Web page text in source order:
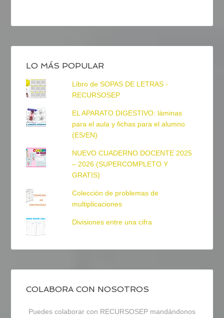
LO MÁS POPULAR
Libro de SOPAS DE LETRAS -
RECURSOSEP
EL APARATO DIGESTIVO: láminas
para el aula y fichas para el alumno
(ES/EN)
NUEVO CUADERNO DOCENTE 2025
– 2026 (SUPERCOMPLETO Y
GRATIS)
Colección de problemas de
multiplicaciones
Divisiones entre una cifra
COLABORA CON NOSOTROS
Puedes colaborar con RECURSOSEP mandándonos